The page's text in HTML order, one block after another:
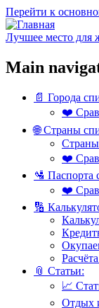
Перейти к
Лучшее место для
Main
📄 Города
❤️
🌐 Страны
❤️
🛂 Паспорта
❤️
🔢
📎 Статьи:
📈
Отдых